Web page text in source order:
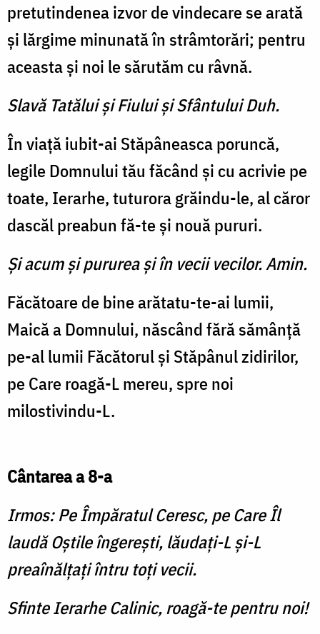
pretutindenea izvor de vindecare se arată
și lărgime minunată în strâmtorări; pentru
aceasta și noi le sărutăm cu râvnă.
Slavă Tatălui şi Fiului şi Sfântului Duh.
În viață iubit-ai Stăpâneasca poruncă,
legile Domnului tău făcând și cu acrivie pe
toate, Ierarhe, tuturora grăindu-le, al căror
dascăl preabun fă-te și nouă pururi.
Şi acum şi pururea şi în vecii vecilor. Amin.
Făcătoare de bine arătatu-te-ai lumii,
Maică a Domnului, născând fără sămânță
pe-al lumii Făcătorul și Stăpânul zidirilor,
pe Care roagă-L mereu, spre noi
milostivindu-L.
Cântarea a 8-a
Irmos: Pe Împăratul Ceresc, pe Care Îl
laudă Oştile îngereşti, lăudaţi-L şi-L
preaînălţaţi întru toţi vecii.
Sfinte Ierarhe Calinic, roagă-te pentru noi!